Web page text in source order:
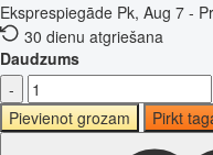
Eksprespiegāde Pk, Aug 7 -
30 dienu atgriešana
Daudzums
-
Pievienot grozam
Pirkt